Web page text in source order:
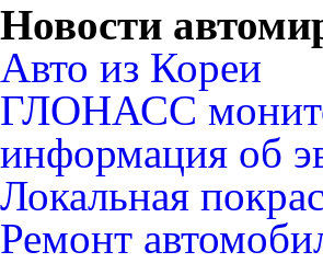
Новости
Авто из Кореи
ГЛОНАСС
информация об
Локальная
Ремонт